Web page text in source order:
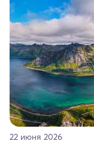
аутентичных
память о
22 июня 2026